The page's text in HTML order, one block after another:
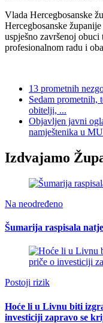
Vlada Hercegbosanske
Hercegbosanske
uspješno završenoj
profesionalnom radu i
13 prometnih
Sedam prometnih,
obitelji, ...
Objavljen javni
namještenika u
Izdvajamo
Na neodređeno
Šumarija raspisala
Postoji rizik
Hoće li u Livnu biti
investiciji zapravo se